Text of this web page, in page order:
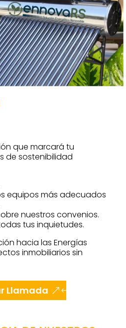
que marcará tu
de sostenibilidad
equipos más adecuados
nuestros convenios.
tus inquietudes.
hacia las Energías
inmobiliarios sin
Llamada